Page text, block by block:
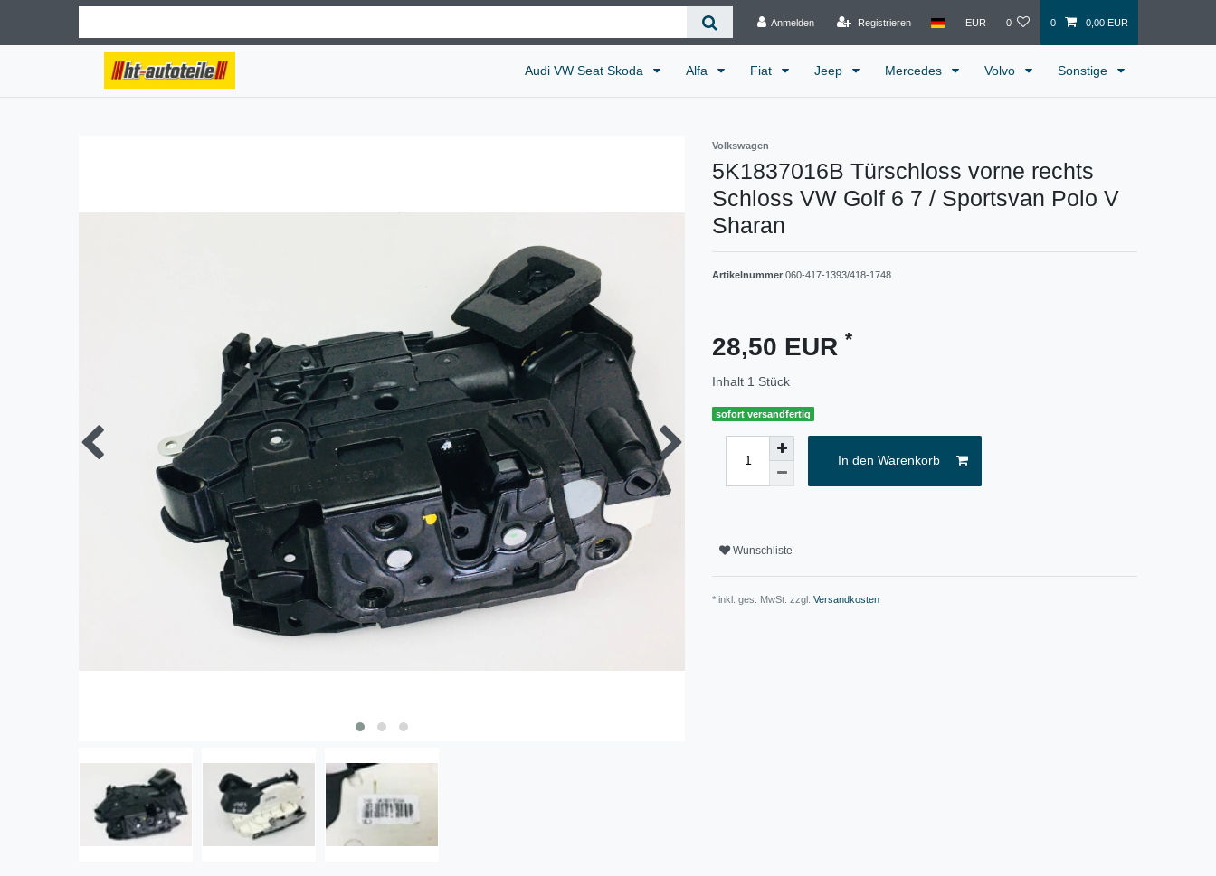
Anmelden Registrieren EUR 0 0 0,00 EUR
Audi VW Seat Skoda Alfa Fiat Jeep Mercedes Volvo Sonstige
Volkswagen
5K1837016B Türschloss vorne rechts
Schloss VW Golf 6 7 / Sportsvan Polo V
Sharan
Artikelnummer 060-417-1393/418-1748
28,50 EUR *
Inhalt 1 Stück
sofort versandfertig
In den Warenkorb
Wunschliste
* inkl. ges. MwSt. zzgl. Versandkosten